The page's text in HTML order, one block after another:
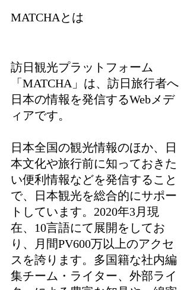
MATCHAとは
訪日観光プラットフォーム
「MATCHA」は、訪日旅行者へ
日本の情報を発信するWebメデ
ィアです。
日本全国の観光情報のほか、日
本文化や旅行前に知っておきた
い便利情報などを発信すること
で、日本観光を総合的にサポー
トしています。2020年3月現
在、10言語にて展開をしてお
り、月間PV600万以上のアクセ
スを誇ります。多国籍な社内編
集チーム・ライター、外部ライ